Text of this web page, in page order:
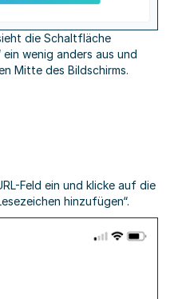
die Schaltfläche
ein wenig anders aus und
Mitte des Bildschirms.
Feld ein und klicke auf die
hinzufügen“.